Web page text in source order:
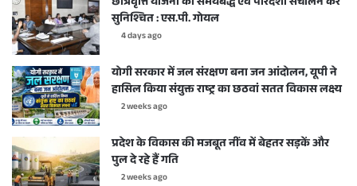
सुनिश्चित : एस.पी. गोयल
4 days ago
योगी सरकार में जल संरक्षण बना जन आंदोलन, यूपी ने
हासिल किया संयुक्त राष्ट्र का छठवां सतत विकास लक्ष्य
2 weeks ago
प्रदेश के विकास की मजबूत नींव में बेहतर सड़कें और
पुल दे रहे हैं गति
2 weeks ago